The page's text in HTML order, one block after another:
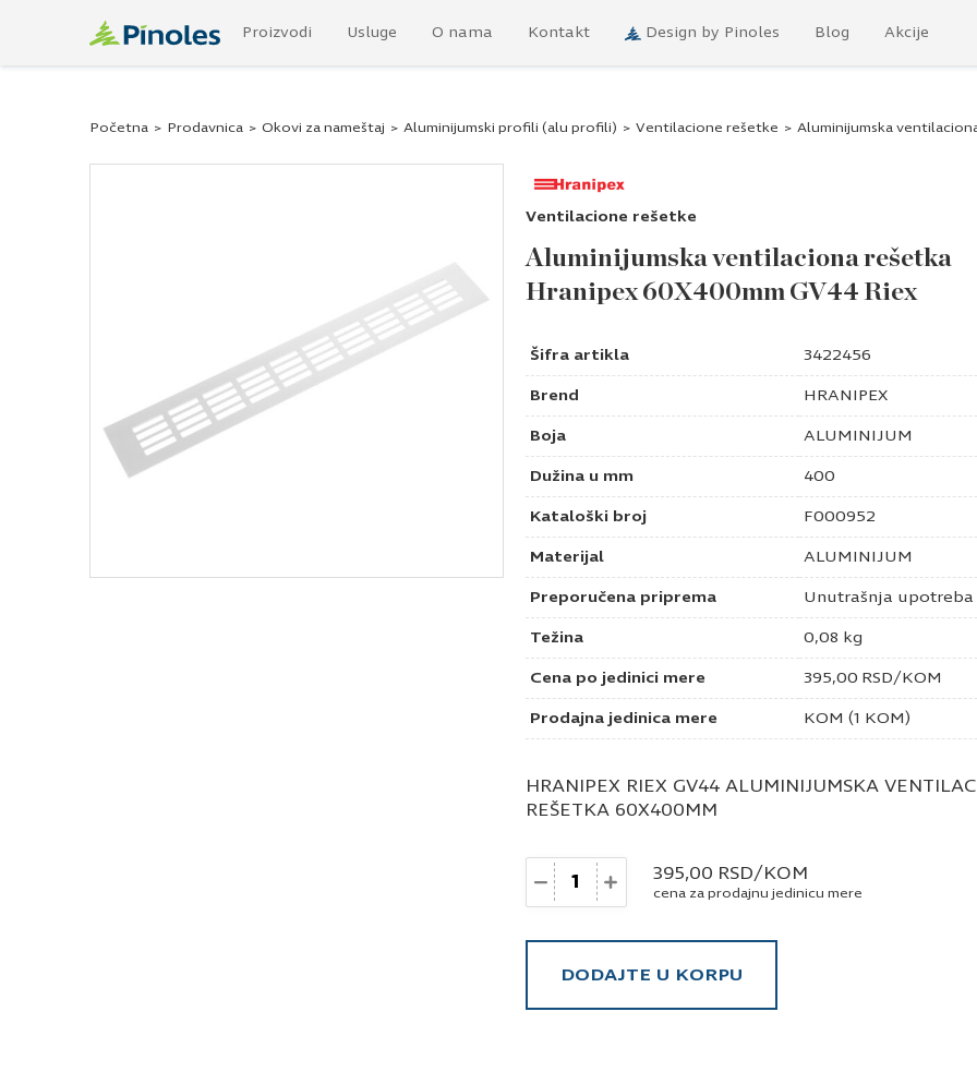
Proizvodi Usluge O nama Kontakt Design by Pinoles Blog Akcije
Početna > Prodavnica > Okovi za nameštaj > Aluminijumski profili (alu profili) > Ventilacione rešetke > Aluminijumska
Ventilacione rešetke
Aluminijumska ventilaciona rešetka
Hranipex 60X400mm GV44 Riex
Šifra artikla 3422456
Brend HRANIPEX
Boja ALUMINIJUM
Dužina u mm 400
Kataloški broj F000952
Materijal ALUMINIJUM
Preporučena priprema Unutrašnja upotreba
Težina 0,08 kg
Cena po jedinici mere 395,00 RSD/KOM
Prodajna jedinica mere KOM (1 KOM)
HRANIPEX RIEX GV44 ALUMINIJUMSKA
REŠETKA 60X400MM
Količina 395,00 RSD/KOM
cena za prodajnu jedinicu mere
DODAJTE U KORPU